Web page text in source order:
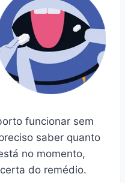
funcionar sem
saber quanto
no momento,
do remédio.